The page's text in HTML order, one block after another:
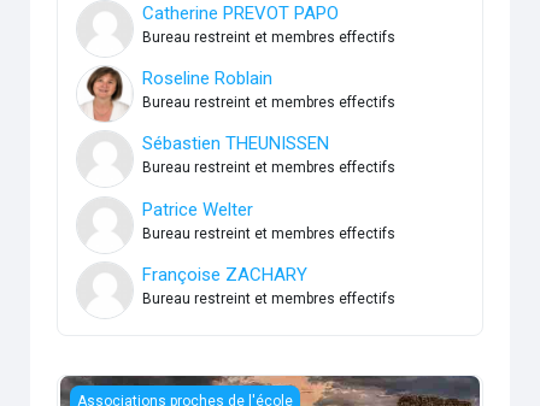
Catherine PREVOT PAPO
Bureau restreint et membres effectifs
Roseline Roblain
Bureau restreint et membres effectifs
Sébastien THEUNISSEN
Bureau restreint et membres effectifs
Patrice Welter
Bureau restreint et membres effectifs
Françoise ZACHARY
Bureau restreint et membres effectifs
Bureau du district N°15
Associations proches de l'école